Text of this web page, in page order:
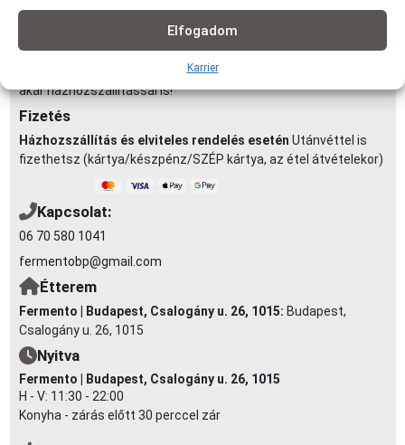
Elfogadom
Karrier
futárszolgálattal: 1,5 km -ig: 490Ft | 1,5-2,5 km-ig: 790Ft | 2,5-3,5
km-ig: 990Ft | 3,5-5 km-ig: 1290Ft | 4-5 km-ig: 1490Ft | 5-6 km-ig:
1990Ft | 6-7 km-ig: 2290Ft (minimum rendelés: 3 000 Ft)
Rendelésedet kérheted előrendeléssel elvitelre, vagy
akár házhozszállítással is!
Fizetés
Házhozszállítás és elviteles rendelés esetén Utánvéttel is
fizethetsz (kártya/készpénz/SZÉP kártya, az étel átvételekor)
Kapcsolat:
06 70 580 1041
fermentobp@gmail.com
Étterem
Fermento | Budapest, Csalogány u. 26, 1015: Budapest,
Csalogány u. 26, 1015
Nyitva
Fermento | Budapest, Csalogány u. 26, 1015
H - V: 11:30 - 22:00
Konyha - zárás előtt 30 perccel zár